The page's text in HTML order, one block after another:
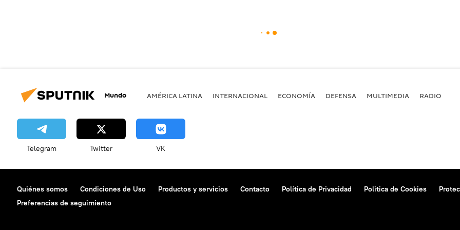
Mundo AMÉRICA LATINA INTERNACIONAL ECONOMÍA DEFENSA MULTIMEDIA RADIO
Telegram Twitter VK
Quiénes somos Condiciones de Uso Productos y servicios Contacto Política de Privacidad Politica de Cookies
Preferencias de seguimiento